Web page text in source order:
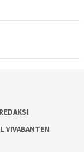
REDAKSI
VIVABANTEN